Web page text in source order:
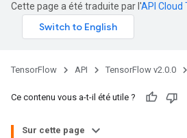
Cette page a été traduite par l'API Cloud
TensorFlow API TensorFlow v2.0.0
Ce contenu vous a-t-il été utile ?
Sur cette page